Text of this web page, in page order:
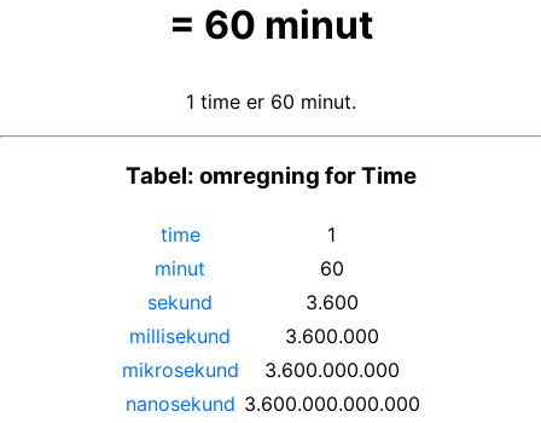
= 60 minut
1 time er 60 minut.
Tabel: omregning for Time
time
1
minut
60
sekund
3.600
millisekund
3.600.000
mikrosekund
3.600.000.000
nanosekund 3.600.000.000.000